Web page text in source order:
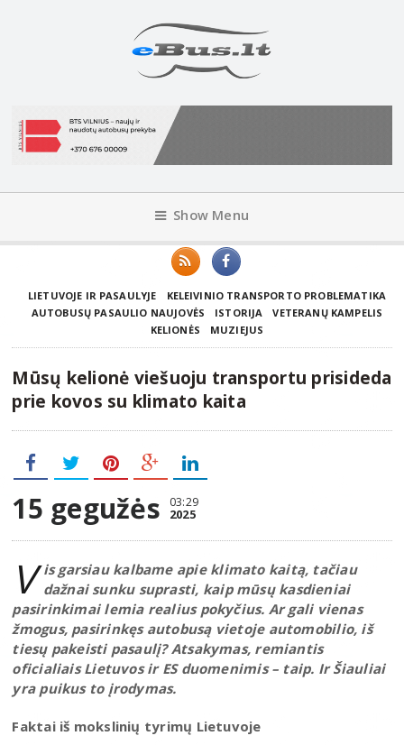
Show Menu
LIETUVOJE IR PASAULYJE
KELEIVINIO TRANSPORTO PROBLEMATIKA
AUTOBUSŲ PASAULIO NAUJOVĖS
ISTORIJA
VETERANŲ KAMPELIS
KELIONĖS
MUZIEJUS
Mūsų kelionė viešuoju transportu prisideda
prie kovos su klimato kaita
15 gegužės 03:29
2025
V is garsiau kalbame apie klimato kaitą, tačiau
dažnai sunku suprasti, kaip mūsų kasdieniai
pasirinkimai lemia realius pokyčius. Ar gali vienas
žmogus, pasirinkęs autobusą vietoje automobilio, iš
tiesų pakeisti pasaulį? Atsakymas, remiantis
oficialiais Lietuvos ir ES duomenimis – taip. Ir Šiauliai
yra puikus to įrodymas.
Faktai iš mokslinių tyrimų Lietuvoje